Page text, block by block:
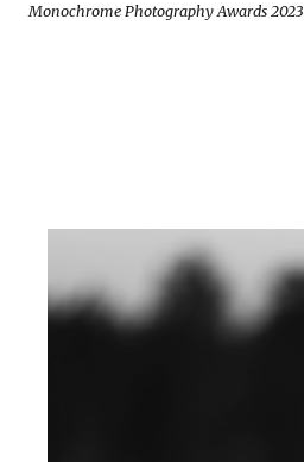
Monochrome Photography Awards 2023